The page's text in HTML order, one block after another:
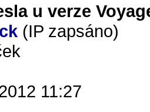
u verze
(IP zapsáno)
11:27